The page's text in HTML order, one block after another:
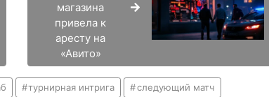
магазина
привела к
аресту на
«Авито»
турнирная интрига следующий матч